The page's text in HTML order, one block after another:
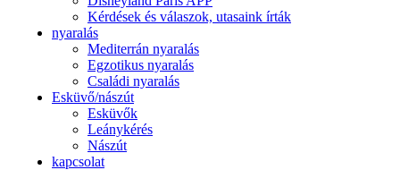
Kérdések és válaszok, utasaink írták
nyaralás
Mediterrán nyaralás
Egzotikus nyaralás
Családi nyaralás
Esküvő/nászút
Esküvők
Leánykérés
Nászút
kapcsolat